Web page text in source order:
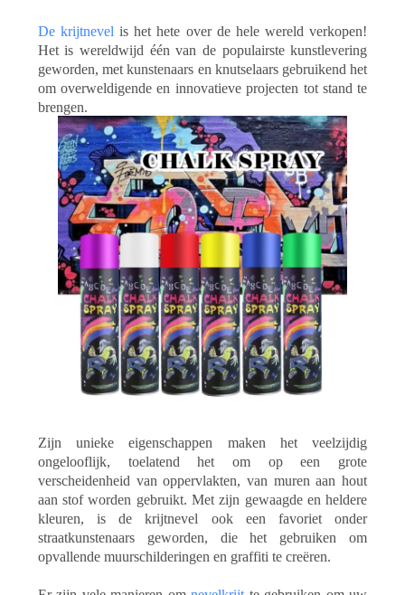
SITEMAP
PRIVACYBELEID
De krijtnevel is het hete over de hele wereld verkopen!
Het is wereldwijd één van de populairste kunstlevering
geworden, met kunstenaars en knutselaars gebruikend het
om overweldigende en innovatieve projecten tot stand te
brengen.
Zijn unieke eigenschappen maken het veelzijdig
ongelooflijk, toelatend het om op een grote
verscheidenheid van oppervlakten, van muren aan hout
aan stof worden gebruikt. Met zijn gewaagde en heldere
kleuren, is de krijtnevel ook een favoriet onder
straatkunstenaars geworden, die het gebruiken om
opvallende muurschilderingen en graffiti te creëren.